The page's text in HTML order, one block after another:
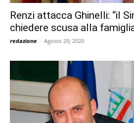
Renzi attacca Ghinelli: “il
chiedere scusa alla
redazione - Agosto 29, 2020